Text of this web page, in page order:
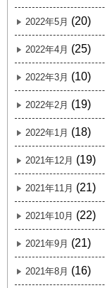
2022年5月 (20)
2022年4月 (25)
2022年3月 (10)
2022年2月 (19)
2022年1月 (18)
2021年12月 (19)
2021年11月 (21)
2021年10月 (22)
2021年9月 (21)
2021年8月 (16)